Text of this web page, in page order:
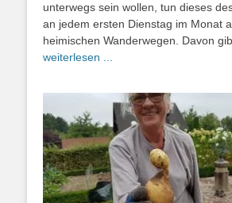
unterwegs sein wollen, tun dieses
an jedem ersten Dienstag im Monat
heimischen Wanderwegen. Davon
weiterlesen ...